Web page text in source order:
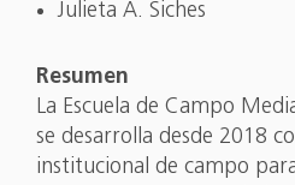
Julieta A. Siches
Resumen
La Escuela de Campo
se desarrolla desde 2018
institucional de campo